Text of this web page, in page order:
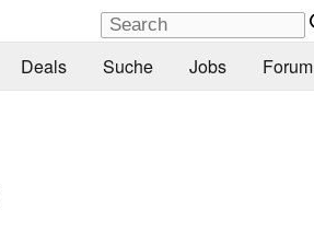
Deals Suche Jobs Forum